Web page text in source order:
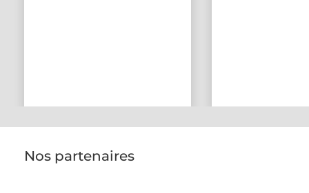
Nos partenaires